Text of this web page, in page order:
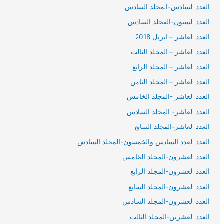
العدد السادس-المجلد السادس
العدد الستون-المجلد السادس
العدد العاشر – ابريل 2018
العدد العاشر – المجلد الثالث
العدد العاشر – المجلد الرابع
العدد العاشر – المحلد الثامن
العدد العاشر -المجلد الخامس
العدد العاشر- المجلد السادس
العدد العاشر-المجلد السابع
العدد العدد السادس والخمسون-المجلد السادس
العدد العشرون-المجلد الخامس
العدد العشرون-المجلد الرابع
العدد العشرون-المجلد السابع
العدد العشرون-المجلد السادس
العدد العشرين-المجلد الثالث